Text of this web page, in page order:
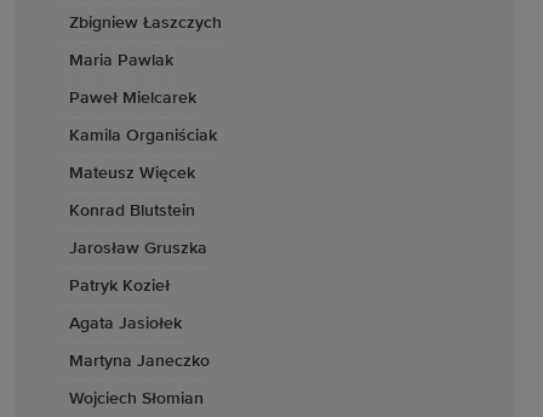
Zbigniew Łaszczych
Maria Pawlak
Paweł Mielcarek
Kamila Organiściak
Mateusz Więcek
Konrad Blutstein
Jarosław Gruszka
Patryk Kozieł
Agata Jasiołek
Martyna Janeczko
Wojciech Słomian